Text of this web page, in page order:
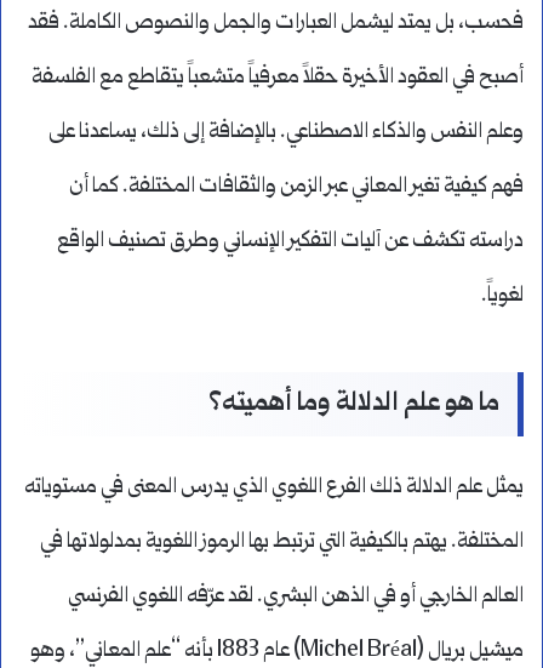
فحسب، بل يمتد ليشمل العبارات والجمل والنصوص الكاملة. فقد
أصبح في العقود الأخيرة حقلاً معرفياً متشعباً يتقاطع مع الفلسفة
وعلم النفس والذكاء الاصطناعي. بالإضافة إلى ذلك، يساعدنا على
فهم كيفية تغير المعاني عبر الزمن والثقافات المختلفة. كما أن
دراسته تكشف عن آليات التفكير الإنساني وطرق تصنيف الواقع
لغوياً.
ما هو علم الدلالة وما أهميته؟
يمثل علم الدلالة ذلك الفرع اللغوي الذي يدرس المعنى في مستوياته
المختلفة. يهتم بالكيفية التي ترتبط بها الرموز اللغوية بمدلولاتها في
العالم الخارجي أو في الذهن البشري. لقد عرّفه اللغوي الفرنسي
ميشيل بريال (Michel Bréal) عام 1883 بأنه “علم المعاني”، وهو